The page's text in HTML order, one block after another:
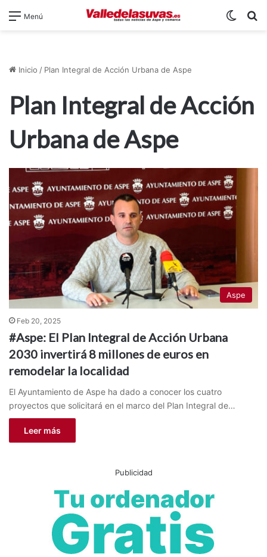
Menú
Inicio / Plan Integral de Acción Urbana de Aspe
Plan Integral de Acción
Urbana de Aspe
Aspe
Feb 20, 2025
#Aspe: El Plan Integral de Acción Urbana
2030 invertirá 8 millones de euros en
remodelar la localidad
El Ayuntamiento de Aspe ha dado a conocer los cuatro
proyectos que solicitará en el marco del Plan Integral de…
Leer más
Publicidad